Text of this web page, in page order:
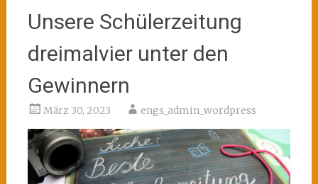
Unsere Schülerzeitung
dreimalvier unter den
Gewinnern
März 30, 2023 engs_admin_wordpress